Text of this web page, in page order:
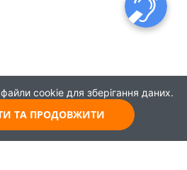
cookie для зберігання даних.
ТА ПРОДОВЖИТИ